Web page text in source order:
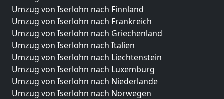
Umzug von Iserlohn nach Finnland
Umzug von Iserlohn nach Frankreich
Umzug von Iserlohn nach Griechenland
Umzug von Iserlohn nach Italien
Umzug von Iserlohn nach Liechtenstein
Umzug von Iserlohn nach Luxemburg
Umzug von Iserlohn nach Niederlande
Umzug von Iserlohn nach Norwegen